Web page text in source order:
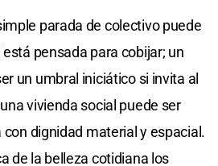
parada de colectivo puede
pensada para cobijar; un
un umbral iniciático si invita al
vivienda social puede ser
con dignidad material y espacial.
de la belleza cotidiana los